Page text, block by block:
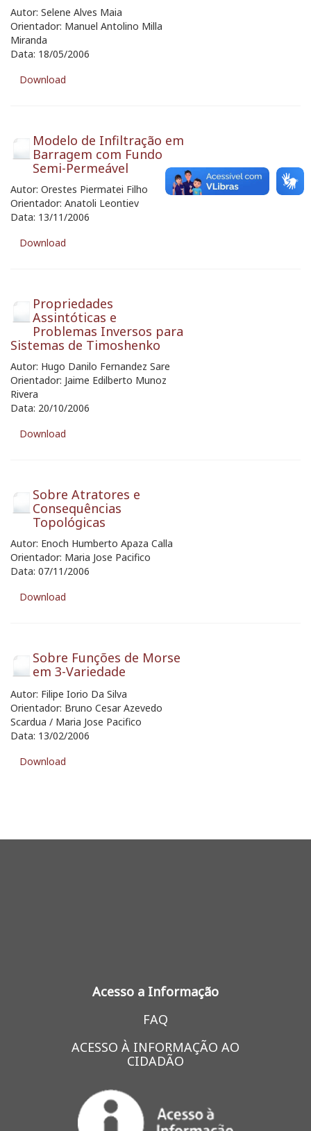
Autor: Selene Alves Maia
Orientador: Manuel Antolino Milla
Miranda
Data: 18/05/2006
Download
Modelo de Infiltração em
Barragem com Fundo
Semi-Permeável
Autor: Orestes Piermatei Filho
Orientador: Anatoli Leontiev
Data: 13/11/2006
Download
Propriedades
Assintóticas e
Problemas Inversos para
Sistemas de Timoshenko
Autor: Hugo Danilo Fernandez Sare
Orientador: Jaime Edilberto Munoz
Rivera
Data: 20/10/2006
Download
Sobre Atratores e
Consequências
Topológicas
Autor: Enoch Humberto Apaza Calla
Orientador: Maria Jose Pacifico
Data: 07/11/2006
Download
Sobre Funções de Morse
em 3-Variedade
Autor: Filipe Iorio Da Silva
Orientador: Bruno Cesar Azevedo
Scardua / Maria Jose Pacifico
Data: 13/02/2006
Download
Acesso a Informação
FAQ
ACESSO À INFORMAÇÃO AO
CIDADÃO